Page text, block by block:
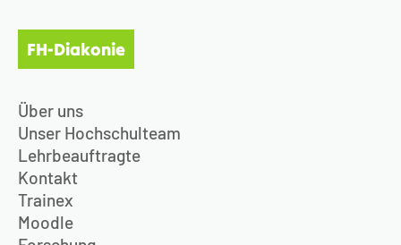
FH-Diakonie
Über uns
Unser Hochschulteam
Lehrbeauftragte
Kontakt
Trainex
Moodle